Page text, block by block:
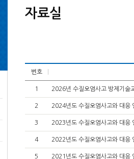
자료실
번호
1 2026년 수질오염사고 방제기술
2 2024년도 수질오염사고와 대응
3 2023년도 수질오염사고와 대응
4 2022년도 수질오염사고와 대응
5 2021년도 수질오염사고와 대응